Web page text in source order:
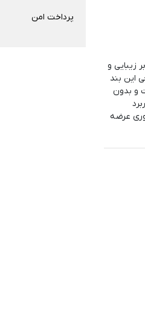
زیبایی و
این بند
و بدون
عرضه
پرداخت امن